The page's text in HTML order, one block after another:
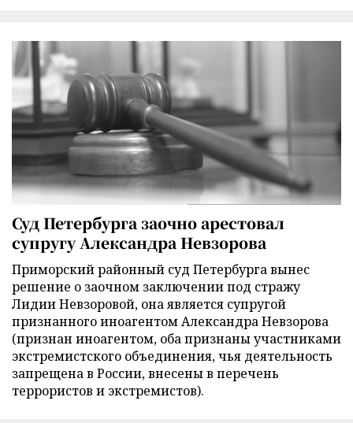
Суд Петербурга заочно арестовал
супругу Александра Невзорова
Приморский районный суд Петербурга вынес
решение о заочном заключении под стражу
Лидии Невзоровой, она является супругой
признанного иноагентом Александра Невзорова
(признан иноагентом, оба признаны участниками
экстремистского объединения, чья деятельность
запрещена в России, внесены в перечень
террористов и экстремистов).